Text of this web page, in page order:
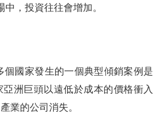
，投資往往會增加。
個國家發生的一個典型傾銷案例是
洲巨頭以遠低於成本的價格衝入
業的公司消失。